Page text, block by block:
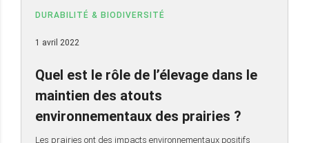
DURABILITÉ & BIODIVERSITÉ
1 avril 2022
Quel est le rôle de l’élevage dans le
maintien des atouts
environnementaux des prairies ?
Les prairies ont des impacts environnementaux positifs